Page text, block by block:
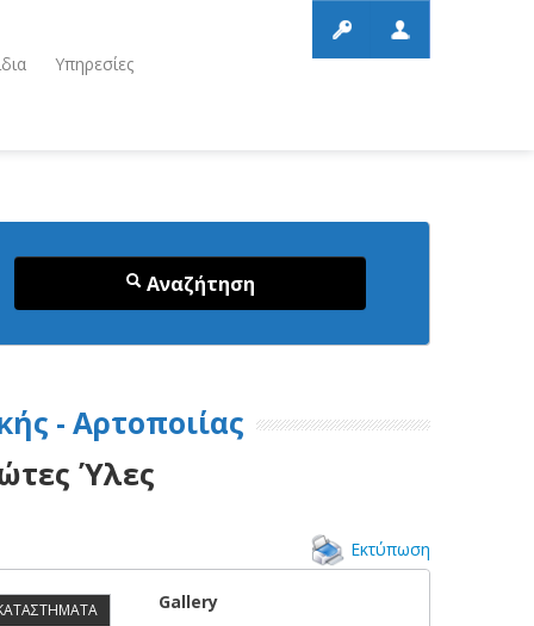
Υπηρεσίες
Αναζήτηση
- Αρτοποιίας
Ύλες
Εκτύπωση
Gallery